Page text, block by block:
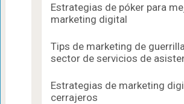
Estrategias de póker para
marketing digital
Tips de marketing de
sector de servicios de
Estrategias de marketing
cerrajeros